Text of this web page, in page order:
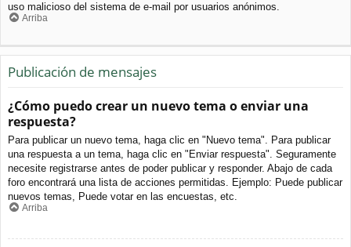
uso malicioso del sistema de e-mail por usuarios anónimos.
Arriba
Publicación de mensajes
¿Cómo puedo crear un nuevo tema o enviar una
respuesta?
Para publicar un nuevo tema, haga clic en "Nuevo tema". Para publicar
una respuesta a un tema, haga clic en "Enviar respuesta". Seguramente
necesite registrarse antes de poder publicar y responder. Abajo de cada
foro encontrará una lista de acciones permitidas. Ejemplo: Puede publicar
nuevos temas, Puede votar en las encuestas, etc.
Arriba